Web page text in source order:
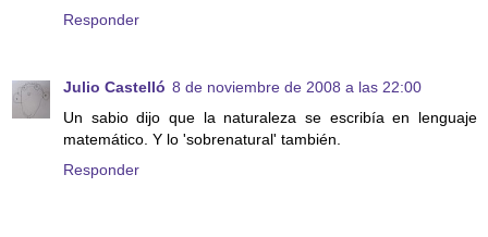
Responder
Julio Castelló 8 de noviembre de 2008 a las 22:00
Un sabio dijo que la naturaleza se escribía en lenguaje
matemático. Y lo 'sobrenatural' también.
Responder